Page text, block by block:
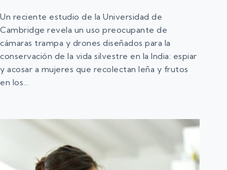
Un reciente estudio de la Universidad de
Cambridge revela un uso preocupante de
cámaras trampa y drones diseñados para la
conservación de la vida silvestre en la India: espiar
y acosar a mujeres que recolectan leña y frutos
en los…